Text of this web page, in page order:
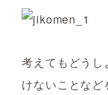
考えてもどうし
けないことな